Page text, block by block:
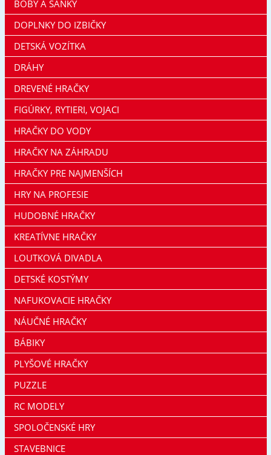
BOBY A SÁNKY
DOPLNKY DO IZBIČKY
DETSKÁ VOZÍTKA
DRÁHY
DREVENÉ HRAČKY
FIGÚRKY, RYTIERI, VOJACI
HRAČKY DO VODY
HRAČKY NA ZÁHRADU
HRAČKY PRE NAJMENŠÍCH
HRY NA PROFESIE
HUDOBNÉ HRAČKY
KREATÍVNE HRAČKY
LOUTKOVÁ DIVADLA
DETSKÉ KOSTÝMY
NAFUKOVACIE HRAČKY
NÁUČNÉ HRAČKY
BÁBIKY
PLYŠOVÉ HRAČKY
PUZZLE
RC MODELY
SPOLOČENSKÉ HRY
STAVEBNICE